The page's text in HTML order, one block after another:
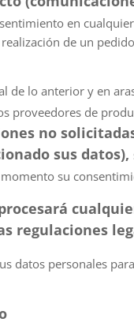
en
de un
de lo anterior y en
proveedores de
no
sus datos),
su
regulaciones
datos personales